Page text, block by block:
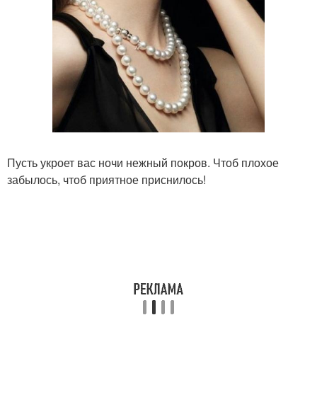
Пусть укроет вас ночи нежный покров. Чтоб плохое
забылось, чтоб приятное приснилось!